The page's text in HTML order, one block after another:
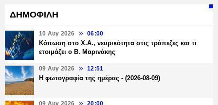
ΔΗΜΟΦΙΛΗ
10 Αυγ 2026 06:00
Κόπωση στο Χ.Α., νευρικότητα στις τράπεζες και τι
ετοιμάζει ο Β. Μαρινάκης
09 Αυγ 2026 12:51
Η φωτογραφία της ημέρας - (2026-08-09)
09 Αυγ 2026 20:00